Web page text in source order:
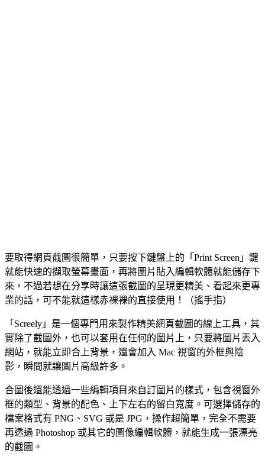
要取得網頁截圖很簡單，只要按下鍵盤上的「Print Screen」鍵
就能快速的擷取螢幕畫面，再將圖片貼入編輯軟體就能儲存下
來，不過若想在分享時讓這張截圖的呈現更精美、看起來更專
業的話，可不能就這樣赤裸裸的直接使用！（搖手指）
「Screely」是一個專門用來製作精美網頁截圖的線上工具，其
實除了截圖外，也可以套用在任何的圖片上，只要將圖片丟入
網站，就能立即合上背景，還會加入 Mac 視窗的外框與陰
影，瞬間就讓圖片高級許多。
合圖後還能透過一些編輯項目來自訂圖片的樣式，包含視窗外
框的類型、背景的配色、上下左右的留白寬度。可選擇儲存的
檔案格式有 PNG、SVG 或是 JPG，操作超簡單，完全不需要
再透過 Photoshop 或其它的圖像編輯軟體，就能生成一張漂亮
的截圖。